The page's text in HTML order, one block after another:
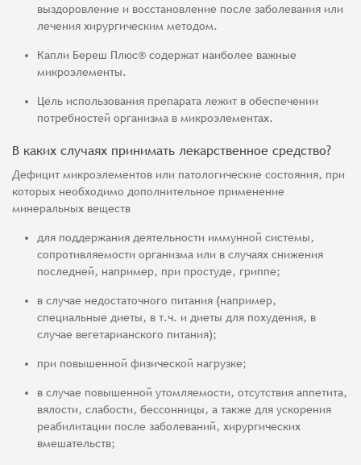
выздоровление и восстановление после заболевания или
лечения хирургическим методом.
Капли Береш Плюс® содержат наиболее важные
микроэлементы.
Цель использования препарата лежит в обеспечении
потребностей организма в микроэлементах.
В каких случаях принимать лекарственное средство?
Дефицит микроэлементов или патологические состояния, при
которых необходимо дополнительное применение
минеральных веществ
для поддержания деятельности иммунной системы,
сопротивляемости организма или в случаях снижения
последней, например, при простуде, гриппе;
в случае недостаточного питания (например,
специальные диеты, в т.ч. и диеты для похудения, в
случае вегетарианского питания);
при повышенной физической нагрузке;
в случае повышенной утомляемости, отсутствия аппетита,
вялости, слабости, бессонницы, а также для ускорения
реабилитации после заболеваний, хирургических
вмешательств;